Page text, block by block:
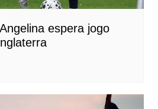
espera jogo